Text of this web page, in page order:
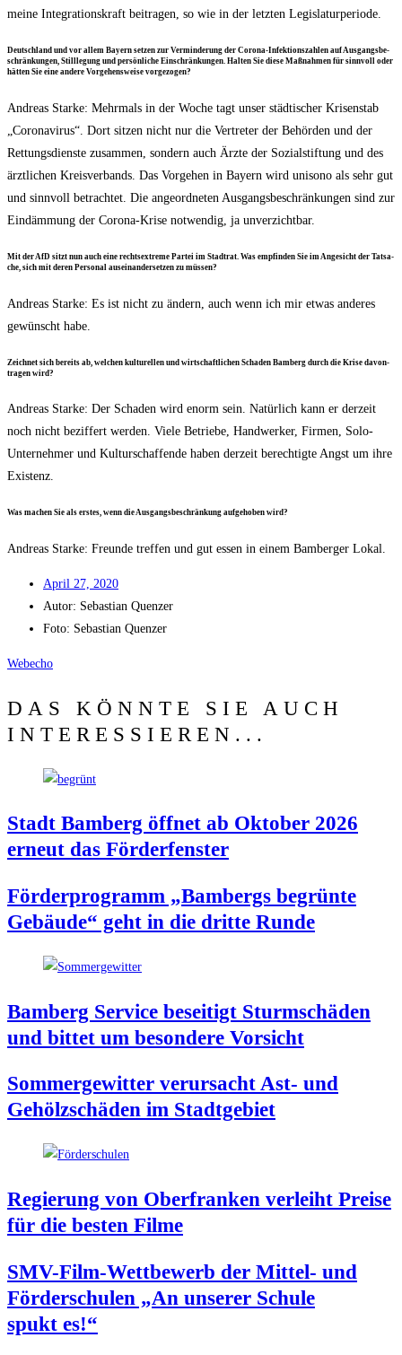
mei­ne Inte­gra­ti­ons­kraft bei­tra­gen, so wie in der letz­ten Legislaturperiode.
Deutsch­land und vor allem Bay­ern set­zen zur Ver­min­de­rung der Coro­na-Infek­ti­ons­zah­len auf Aus­gangs­be­
schrän­kun­gen, Still­le­gung und per­sön­li­che Ein­schrän­kun­gen. Hal­ten Sie die­se Maß­nah­men für sinn­voll oder
hät­ten Sie eine ande­re Vor­ge­hens­wei­se vorgezogen?
Andre­as Star­ke: Mehr­mals in der Woche tagt unser städ­ti­scher Kri­sen­stab
„Coro­na­vi­rus“. Dort sit­zen nicht nur die Ver­tre­ter der Behör­den und der
Ret­tungs­diens­te zusam­men, son­dern auch Ärz­te der Sozi­al­stif­tung und des
ärzt­li­chen Kreis­ver­bands. Das Vor­ge­hen in Bay­ern wird uni­so­no als sehr gut
und sinn­voll betrach­tet. Die ange­ord­ne­ten Aus­gangs­be­schrän­kun­gen sind zur
Ein­däm­mung der Coro­na-Kri­se not­wen­dig, ja unverzichtbar.
Mit der AfD sitzt nun auch eine rechts­extre­me Par­tei im Stadt­rat. Was emp­fin­den Sie im Ange­sicht der Tat­sa­
che, sich mit deren Per­so­nal aus­ein­an­der­set­zen zu müssen?
Andre­as Star­ke: Es ist nicht zu ändern, auch wenn ich mir etwas ande­res
gewünscht habe.
Zeich­net sich bereits ab, wel­chen kul­tu­rel­len und wirt­schaft­li­chen Scha­den Bam­berg durch die Kri­se davon­
tra­gen wird?
Andre­as Star­ke: Der Scha­den wird enorm sein. Natür­lich kann er der­zeit
noch nicht bezif­fert wer­den. Vie­le Betrie­be, Hand­wer­ker, Fir­men, Solo-
Unter­neh­mer und Kul­tur­schaf­fen­de haben der­zeit berech­tig­te Angst um ihre
Existenz.
Was machen Sie als ers­tes, wenn die Aus­gangs­be­schrän­kung auf­ge­ho­ben wird?
Andre­as Star­ke: Freun­de tref­fen und gut essen in einem Bam­ber­ger Lokal.
April 27, 2020
Autor: Sebas­ti­an Quenzer
Foto: Sebas­ti­an Quenzer
Web­echo
DAS KÖNNTE SIE AUCH
INTERESSIEREN...
Stadt Bam­berg öff­net ab Okto­ber 2026
erneut das Förderfenster
För­der­pro­gramm „Bam­bergs begrün­te
Gebäu­de“ geht in die drit­te Runde
Bam­berg Ser­vice besei­tigt Sturm­schä­den
und bit­tet um beson­de­re Vorsicht
Som­mer­ge­wit­ter ver­ur­sacht Ast- und
Gehölz­schä­den im Stadtgebiet
Regie­rung von Ober­fran­ken ver­leiht Prei­se
für die bes­ten Filme
SMV-Film-Wett­be­werb der Mit­tel- und
För­der­schu­len „An unse­rer Schu­le
spukt es!“